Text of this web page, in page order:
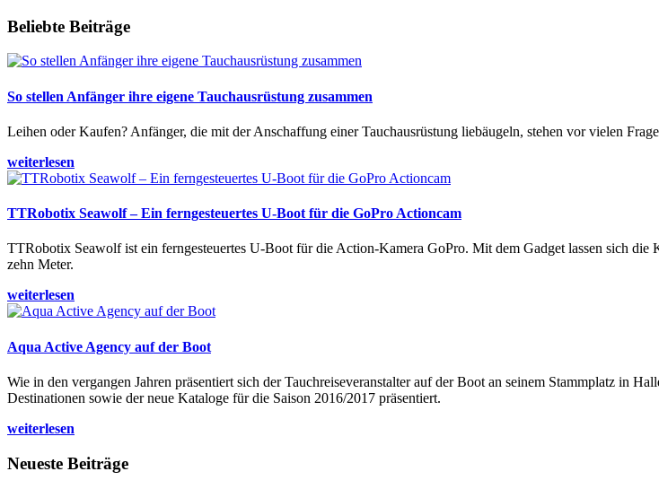
Beliebte Beiträge
So stellen Anfänger ihre eigene Tauchausrüstung zusammen
Leihen oder Kaufen? Anfänger, die mit der Anschaffung einer Tauchausrüstung liebäugeln, stehen vor vielen
weiterlesen
TTRobotix Seawolf – Ein ferngesteuertes U-Boot für die GoPro Actioncam
TTRobotix Seawolf ist ein ferngesteuertes U-Boot für die Action-Kamera GoPro. Mit dem Gadget lassen sich
zehn Meter.
weiterlesen
Aqua Active Agency auf der Boot
Wie in den vergangen Jahren präsentiert sich der Tauchreiseveranstalter auf der Boot an seinem Stammplatz in
Destinationen sowie der neue Kataloge für die Saison 2016/2017 präsentiert.
weiterlesen
Neueste Beiträge